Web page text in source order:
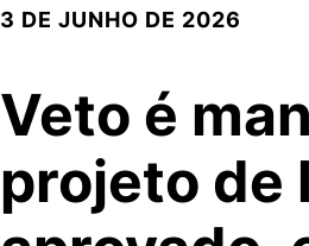
3 DE JUNHO DE 2026
Veto é
projeto de